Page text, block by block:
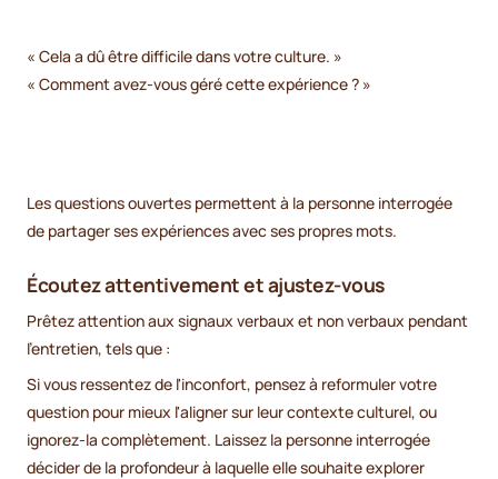
« Cela a dû être difficile dans votre culture. »
« Comment avez-vous géré cette expérience ? »
Les questions ouvertes permettent à la personne interrogée
de partager ses expériences avec ses propres mots.
Écoutez attentivement et ajustez-vous
Prêtez attention aux signaux verbaux et non verbaux pendant
l'entretien, tels que :
Si vous ressentez de l'inconfort, pensez à reformuler votre
question pour mieux l'aligner sur leur contexte culturel, ou
ignorez-la complètement. Laissez la personne interrogée
décider de la profondeur à laquelle elle souhaite explorer